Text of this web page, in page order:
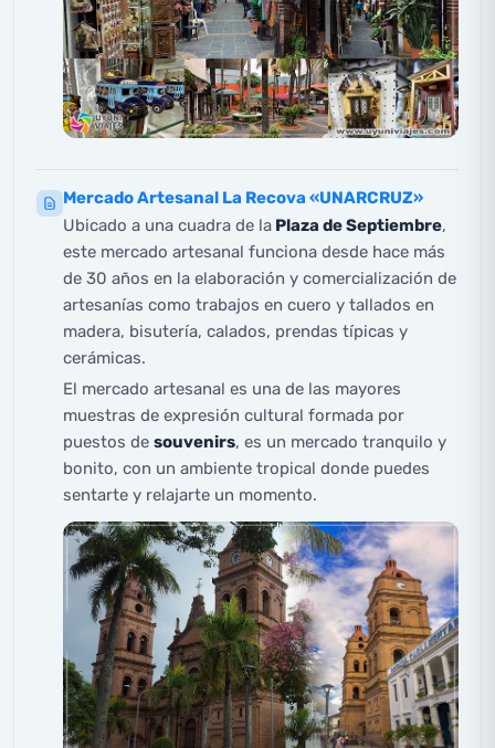
Mercado Artesanal La Recova «UNARCRUZ»
Ubicado a una cuadra de la Plaza de Septiembre,
este mercado artesanal funciona desde hace más
de 30 años en la elaboración y comercialización de
artesanías como trabajos en cuero y tallados en
madera, bisutería, calados, prendas típicas y
cerámicas.
El mercado artesanal es una de las mayores
muestras de expresión cultural formada por
puestos de souvenirs, es un mercado tranquilo y
bonito, con un ambiente tropical donde puedes
sentarte y relajarte un momento.